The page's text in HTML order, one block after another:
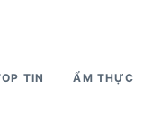
TIN ẨM THỰC